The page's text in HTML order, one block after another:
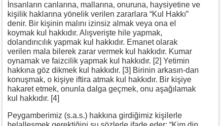
İnsanların canlarına, mallarına, onuruna, haysiyetine ve
kişilik haklarına yönelik verilen zararlara “Kul Hakkı”
denir. Bir kişinin malını izinsiz almak veya ona el
koymak kul hakkıdır. Alışverişte hile yapmak,
dolandırıcılık yapmak kul hakkıdır. Emanet olarak
verilen mala bilerek zarar vermek kul hakkıdır. Kumar
oynamak ve faizcilik yapmak kul hakkıdır. [2] Yetimin
hakkına göz dikmek kul hakkıdır. [3] Birinin arkasın-dan
konuşmak, o kişiye iftira atmak kul hakkıdır. Bir kişiye
hakaret etmek, onunla dalga geçmek, onu aşağılamak
kul hakkıdır. [4]
Peygamberimiz (s.a.s.) hakkına girdiğimiz kişilerle